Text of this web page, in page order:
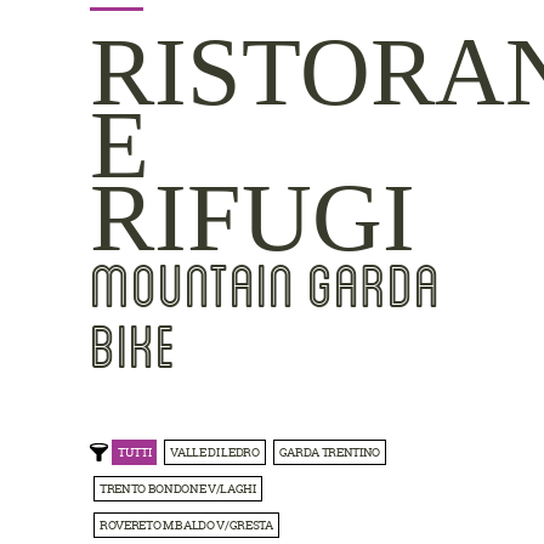
E
RIFUGI
MOUNTAIN GARDA
BIKE
TUTTI VALLE DI LEDRO GARDA TRENTINO
TRENTO BONDONE V/LAGHI
ROVERETO M.BALDO V/GRESTA